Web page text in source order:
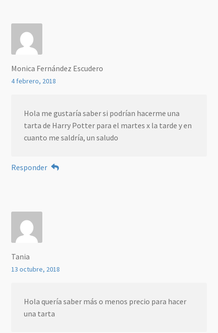
Monica Fernández Escudero
4 febrero, 2018
Hola me gustaría saber si podrían hacerme una
tarta de Harry Potter para el martes x la tarde y en
cuanto me saldría, un saludo
Responder
Tania
13 octubre, 2018
Hola quería saber más o menos precio para hacer
una tarta